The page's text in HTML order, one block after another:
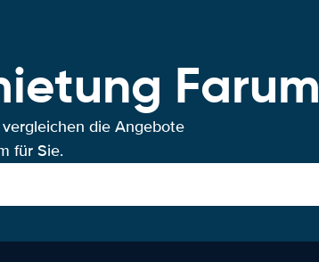
Farum
die Angebote
für Sie.